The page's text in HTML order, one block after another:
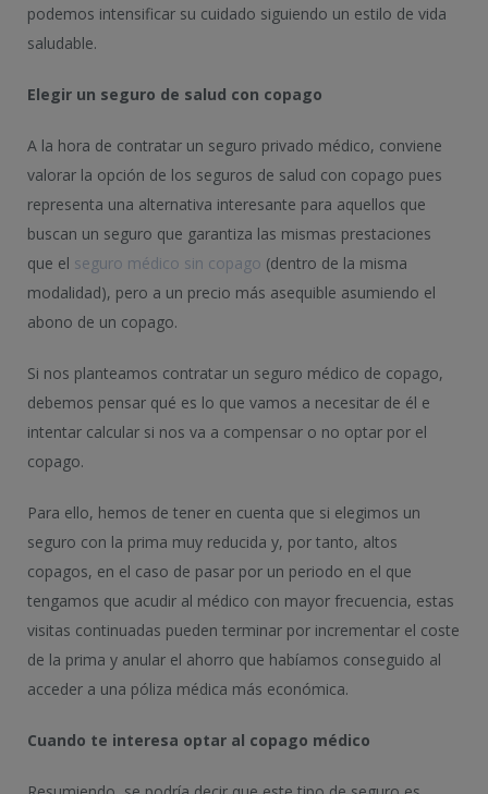
podemos intensificar su cuidado siguiendo un estilo de vida
saludable.
Elegir un seguro de salud con copago
A la hora de contratar un seguro privado médico, conviene
valorar la opción de los seguros de salud con copago pues
representa una alternativa interesante para aquellos que
buscan un seguro que garantiza las mismas prestaciones
que el seguro médico sin copago (dentro de la misma
modalidad), pero a un precio más asequible asumiendo el
abono de un copago.
Si nos planteamos contratar un seguro médico de copago,
debemos pensar qué es lo que vamos a necesitar de él e
intentar calcular si nos va a compensar o no optar por el
copago.
Para ello, hemos de tener en cuenta que si elegimos un
seguro con la prima muy reducida y, por tanto, altos
copagos, en el caso de pasar por un periodo en el que
tengamos que acudir al médico con mayor frecuencia, estas
visitas continuadas pueden terminar por incrementar el coste
de la prima y anular el ahorro que habíamos conseguido al
acceder a una póliza médica más económica.
Cuando te interesa optar al copago médico